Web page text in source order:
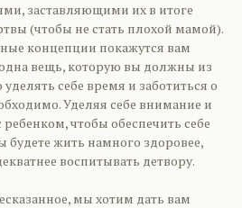
заставляющими их в итоге
(чтобы не стать плохой мамой).
концепции покажутся вам
вещь, которую вы должны из
уделять себе время и заботиться о
Уделяя себе внимание и
чтобы обеспечить себе
будете жить намного здоровее,
воспитывать детвору.
мы хотим дать вам